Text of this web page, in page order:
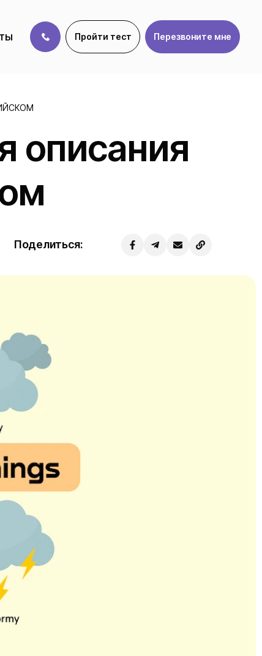
Пройти тест Перезвоните мне
описания
Поделиться: